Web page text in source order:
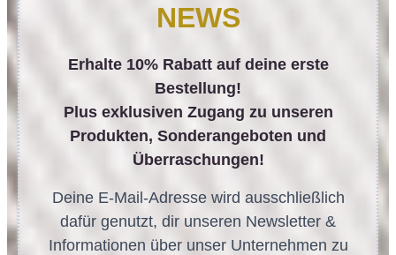
NEWS
Erhalte 10% Rabatt auf deine erste
Bestellung!
Plus exklusiven Zugang zu unseren
Produkten, Sonderangeboten und
Überraschungen!
Deine E-Mail-Adresse wird ausschließlich
dafür genutzt, dir unseren Newsletter &
Informationen über unser Unternehmen zu